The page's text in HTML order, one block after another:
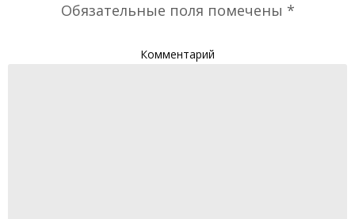
Обязательные поля помечены *
Комментарий